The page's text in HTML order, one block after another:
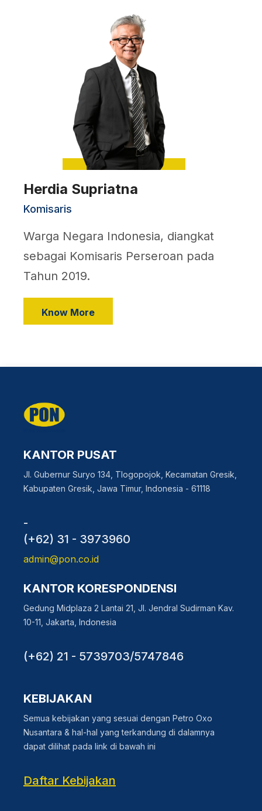
Herdia Supriatna
Komisaris
Warga Negara Indonesia, diangkat
sebagai Komisaris Perseroan pada
Tahun 2019.
Know More
KANTOR PUSAT
Jl. Gubernur Suryo 134, Tlogopojok, Kecamatan Gresik,
Kabupaten Gresik, Jawa Timur, Indonesia - 61118
-
(+62) 31 - 3973960
admin@pon.co.id
KANTOR KORESPONDENSI
Gedung Midplaza 2 Lantai 21, Jl. Jendral Sudirman Kav.
10-11, Jakarta, Indonesia
(+62) 21 - 5739703/5747846
KEBIJAKAN
Semua kebijakan yang sesuai dengan Petro Oxo
Nusantara & hal-hal yang terkandung di dalamnya
dapat dilihat pada link di bawah ini
Daftar Kebijakan